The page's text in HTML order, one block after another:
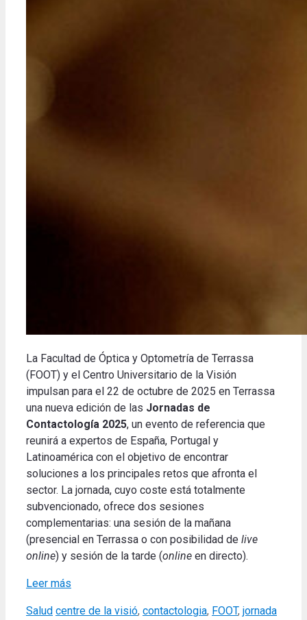
La Facultad de Óptica y Optometría de Terrassa
(FOOT) y el Centro Universitario de la Visión
impulsan para el 22 de octubre de 2025 en Terrassa
una nueva edición de las Jornadas de
Contactología 2025, un evento de referencia que
reunirá a expertos de España, Portugal y
Latinoamérica con el objetivo de encontrar
soluciones a los principales retos que afronta el
sector. La jornada, cuyo coste está totalmente
subvencionado, ofrece dos sesiones
complementarias: una sesión de la mañana
(presencial en Terrassa o con posibilidad de live
online) y sesión de la tarde (online en directo).
Leer más
Categories
Salud Tags
centre de la visió, contactologia, FOOT, jornada